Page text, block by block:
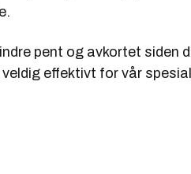
få sikrere og bedre data for
pent og avkortet siden
effektivt for vår